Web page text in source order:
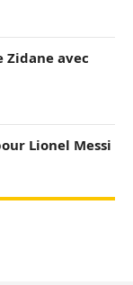
Zidane avec
Lionel Messi